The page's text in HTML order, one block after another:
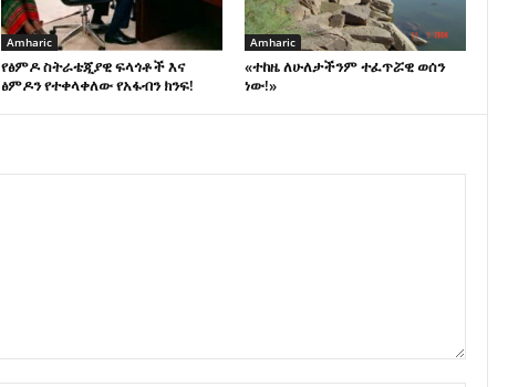
Amharic
የፅምዶ ስትራቴጂያዊ ፍላጎቶች እና
ፅምዶን የተቀላቀለው የአፋብን ክንፍ!
Amharic
«ተከዜ ለሁለታችንም ተፈጥሯዊ ወሰን
ነው!»